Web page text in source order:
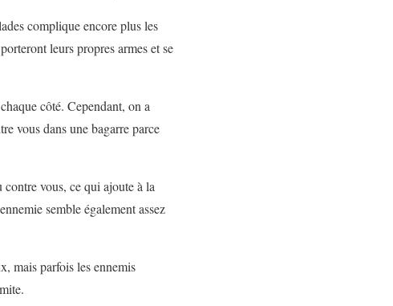
complique encore plus les
leurs propres armes et se
côté. Cependant, on a
vous dans une bagarre parce
vous, ce qui ajoute à la
semble également assez
mais parfois les ennemis